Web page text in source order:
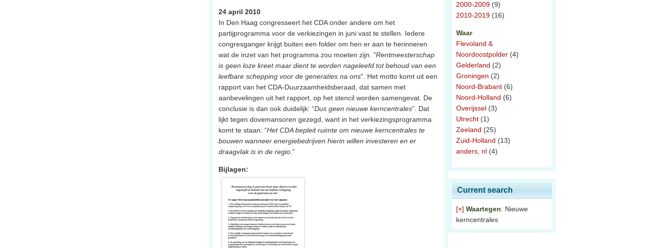
24 april 2010
In Den Haag congresseert het CDA onder andere om het
partijprogramma voor de verkiezingen in juni vast te stellen. Iedere
congresganger krijgt buiten een folder om hen er aan te herinneren
wat de inzet van het programma zou moeten zijn. "Rentmeesterschap
is geen loze kreet maar dient te worden nageleefd tot behoud van een
leefbare schepping voor de generaties na ons". Het motto komt uit een
rapport van het CDA-Duurzaamheidsberaad, dat samen met
aanbevelingen uit het rapport, op het stencil worden samengevat. De
conclusie is dan ook duidelijk: “Dus geen nieuwe kerncentrales”. Dat
lijkt tegen dovemansoren gezegd, want in het verkiezingsprogramma
komt te staan: “Het CDA bepleit ruimte om nieuwe kerncentrales te
bouwen wanneer energiebedrijven hierin willen investeren en er
draagvlak is in de regio. ”
Bijlagen:
2000-2009 (9)
2010-2019 (16)
Waar
Flevoland &
Noordoostpolder (4)
Gelderland (2)
Groningen (2)
Noord-Brabant (6)
Noord-Holland (6)
Overijssel (3)
Utrecht (1)
Zeeland (25)
Zuid-Holland (13)
anders, nl (4)
Current search
[×] Waartegen: Nieuwe
kerncentrales